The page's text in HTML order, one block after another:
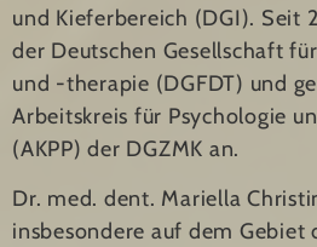
und Kieferbereich (DGI). Seit
der Deutschen Gesellschaft
und -therapie (DGFDT) und
Arbeitskreis für Psychologie
(AKPP) der DGZMK an.
Dr. med. dent. Mariella
insbesondere auf dem